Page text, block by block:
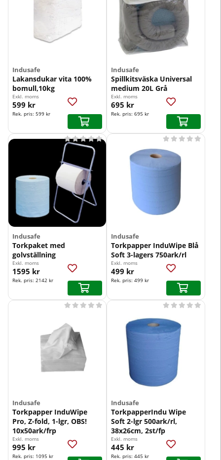
Indusafe
Lakansdukar vita 100%
bomull,10kg
Exkl. moms
599 kr
Rek. pris: 599 kr
Indusafe
Spillkitsväska Universal
medium 20L Grå
Exkl. moms
695 kr
Rek. pris: 695 kr
Indusafe
Torkpaket med
golvställning

Exkl. moms
1595 kr
Rek. pris: 2142 kr
Indusafe
Torkpapper InduWipe Blå
Soft 3-lagers 750ark/rl
    
Exkl. moms
499 kr
Rek. pris: 499 kr
Indusafe
Torkpapper InduWipe
Pro, Z-fold, 1-lgr, OBS!
10x50ark/frp
    
Exkl. moms
995 kr
Rek. pris: 1095 kr
Indusafe
TorkpapperIndu Wipe
Soft 2-lgr 500ark/rl,
38x26cm, 2st/fp
    
Exkl. moms
445 kr
Rek. pris: 445 kr